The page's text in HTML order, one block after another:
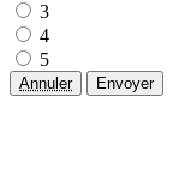
3
4
5
Annuler Envoyer